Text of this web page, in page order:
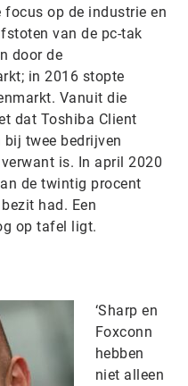
op de industrie en
van de pc-tak
door de
in 2016 stopte
Vanuit die
dat Toshiba Client
twee bedrijven
is. In april 2020
de twintig procent
had. Een
op tafel ligt.
‘Sharp en
Foxconn
hebben
niet alleen